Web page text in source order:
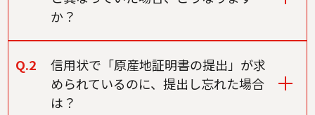
か？
Q.2
信用状で「原産地証明書の提出」が求
められているのに、提出し忘れた場合
は？